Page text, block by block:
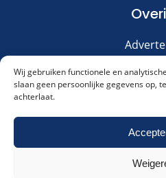
Wij gebruiken functionele en
slaan geen persoonlijke gegevens op,
achterlaat.
Privacy &
Meld je aan voor
Akkoord met